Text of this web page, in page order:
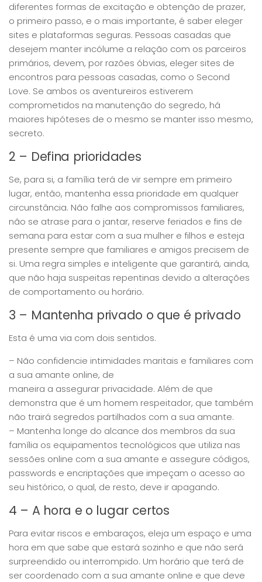
diferentes formas de excitação e obtenção de prazer,
o primeiro passo, e o mais importante, é saber eleger
sites e plataformas seguras. Pessoas casadas que
desejem manter incólume a relação com os parceiros
primários, devem, por razões óbvias, eleger sites de
encontros para pessoas casadas, como o Second
Love. Se ambos os aventureiros estiverem
comprometidos na manutenção do segredo, há
maiores hipóteses de o mesmo se manter isso mesmo,
secreto.
2 – Defina prioridades
Se, para si, a família terá de vir sempre em primeiro
lugar, então, mantenha essa prioridade em qualquer
circunstância. Não falhe aos compromissos familiares,
não se atrase para o jantar, reserve feriados e fins de
semana para estar com a sua mulher e filhos e esteja
presente sempre que familiares e amigos precisem de
si. Uma regra simples e inteligente que garantirá, ainda,
que não haja suspeitas repentinas devido a alterações
de comportamento ou horário.
3 – Mantenha privado o que é privado
Esta é uma via com dois sentidos.
– Não confidencie intimidades maritais e familiares com
a sua amante online, de
maneira a assegurar privacidade. Além de que
demonstra que é um homem respeitador, que também
não trairá segredos partilhados com a sua amante.
– Mantenha longe do alcance dos membros da sua
família os equipamentos tecnológicos que utiliza nas
sessões online com a sua amante e assegure códigos,
passwords e encriptações que impeçam o acesso ao
seu histórico, o qual, de resto, deve ir apagando.
4 – A hora e o lugar certos
Para evitar riscos e embaraços, eleja um espaço e uma
hora em que sabe que estará sozinho e que não será
surpreendido ou interrompido. Um horário que terá de
ser coordenado com a sua amante online e que deve